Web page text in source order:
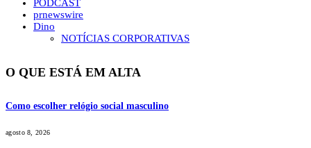
PODCAST
prnewswire
Dino
NOTÍCIAS CORPORATIVAS
O QUE ESTÁ EM ALTA
Como escolher relógio social masculino
agosto 8, 2026